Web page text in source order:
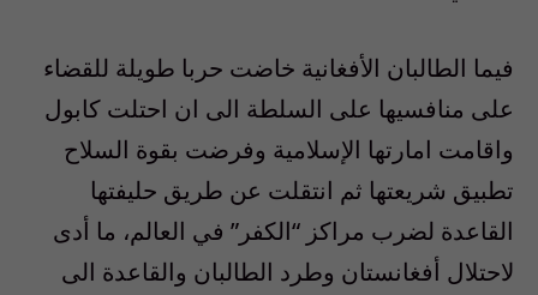
فيما الطالبان الأفغانية خاضت حربا طويلة للقضاء
على منافسيها على السلطة الى ان احتلت كابول
واقامت امارتها الإسلامية وفرضت بقوة السلاح
تطبيق شريعتها ثم انتقلت عن طريق حليفتها
القاعدة لضرب مراكز “الكفر” في العالم، ما أدى
لاحتلال أفغانستان وطرد الطالبان والقاعدة الى